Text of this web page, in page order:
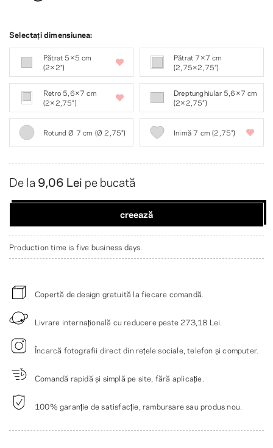
Selectați dimensiunea:
Pătrat 5×5 cm
(2×2″)
Pătrat 7×7 cm
(2,75×2,75″)
Retro 5,6×7 cm
(2×2,75″)
Dreptunghiular 5,6×7 cm
(2×2,75″)
Rotund Ø 7 cm (Ø 2,75″) Inimă 7 cm (2,75″)
De la 9,06 Lei pe bucată
creează
Production time is five business days.
Copertă de design gratuită la fiecare comandă.
Livrare internațională cu reducere peste 273,18 Lei
Încarcă fotografii direct din rețele sociale, telefon și computer.
Comandă rapidă și simplă pe site, fără aplicație.
100% garanție de satisfacție, rambursare sau produs nou.